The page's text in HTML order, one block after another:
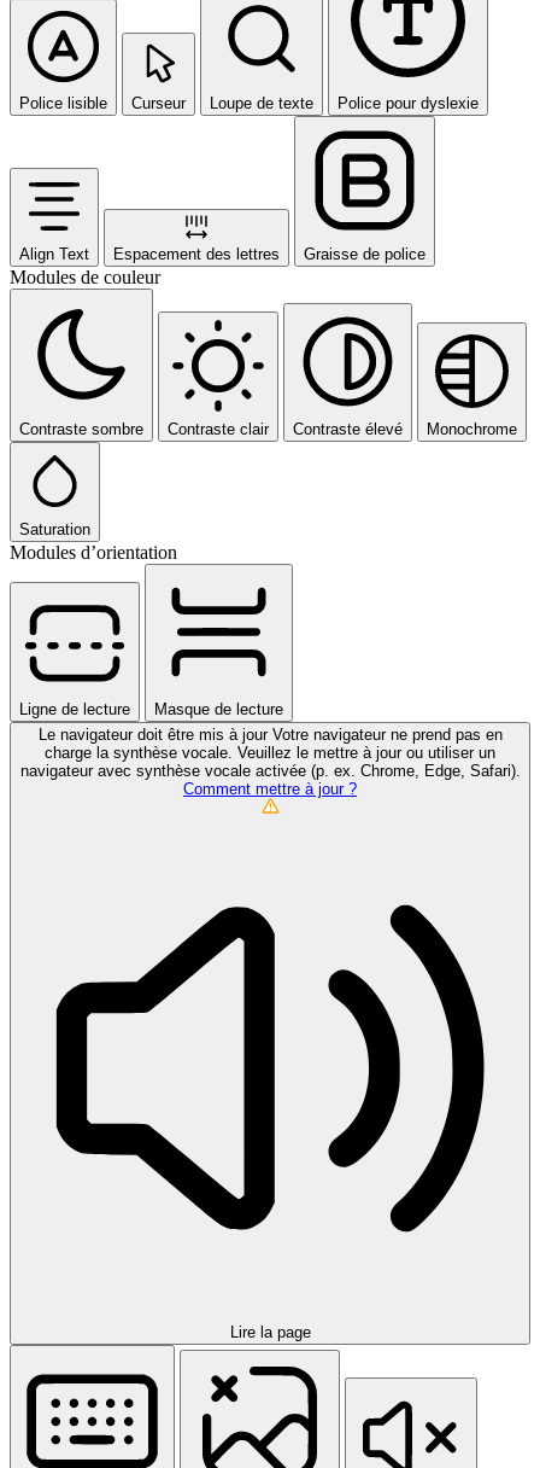
Police lisible Curseur Loupe de texte Police pour dyslexie
Align Text Espacement des lettres Graisse de police
Modules de couleur
Contraste sombre Contraste clair Contraste élevé Monochrome
Saturation
Modules d’orientation
Ligne de lecture
Masque de lecture
Le navigateur doit être mis à jour Votre navigateur ne prend pas en
charge la synthèse vocale. Veuillez le mettre à jour ou utiliser un
navigateur avec synthèse vocale activée (p. ex. Chrome, Edge, Safari).
Comment mettre à jour ?
Lire la page